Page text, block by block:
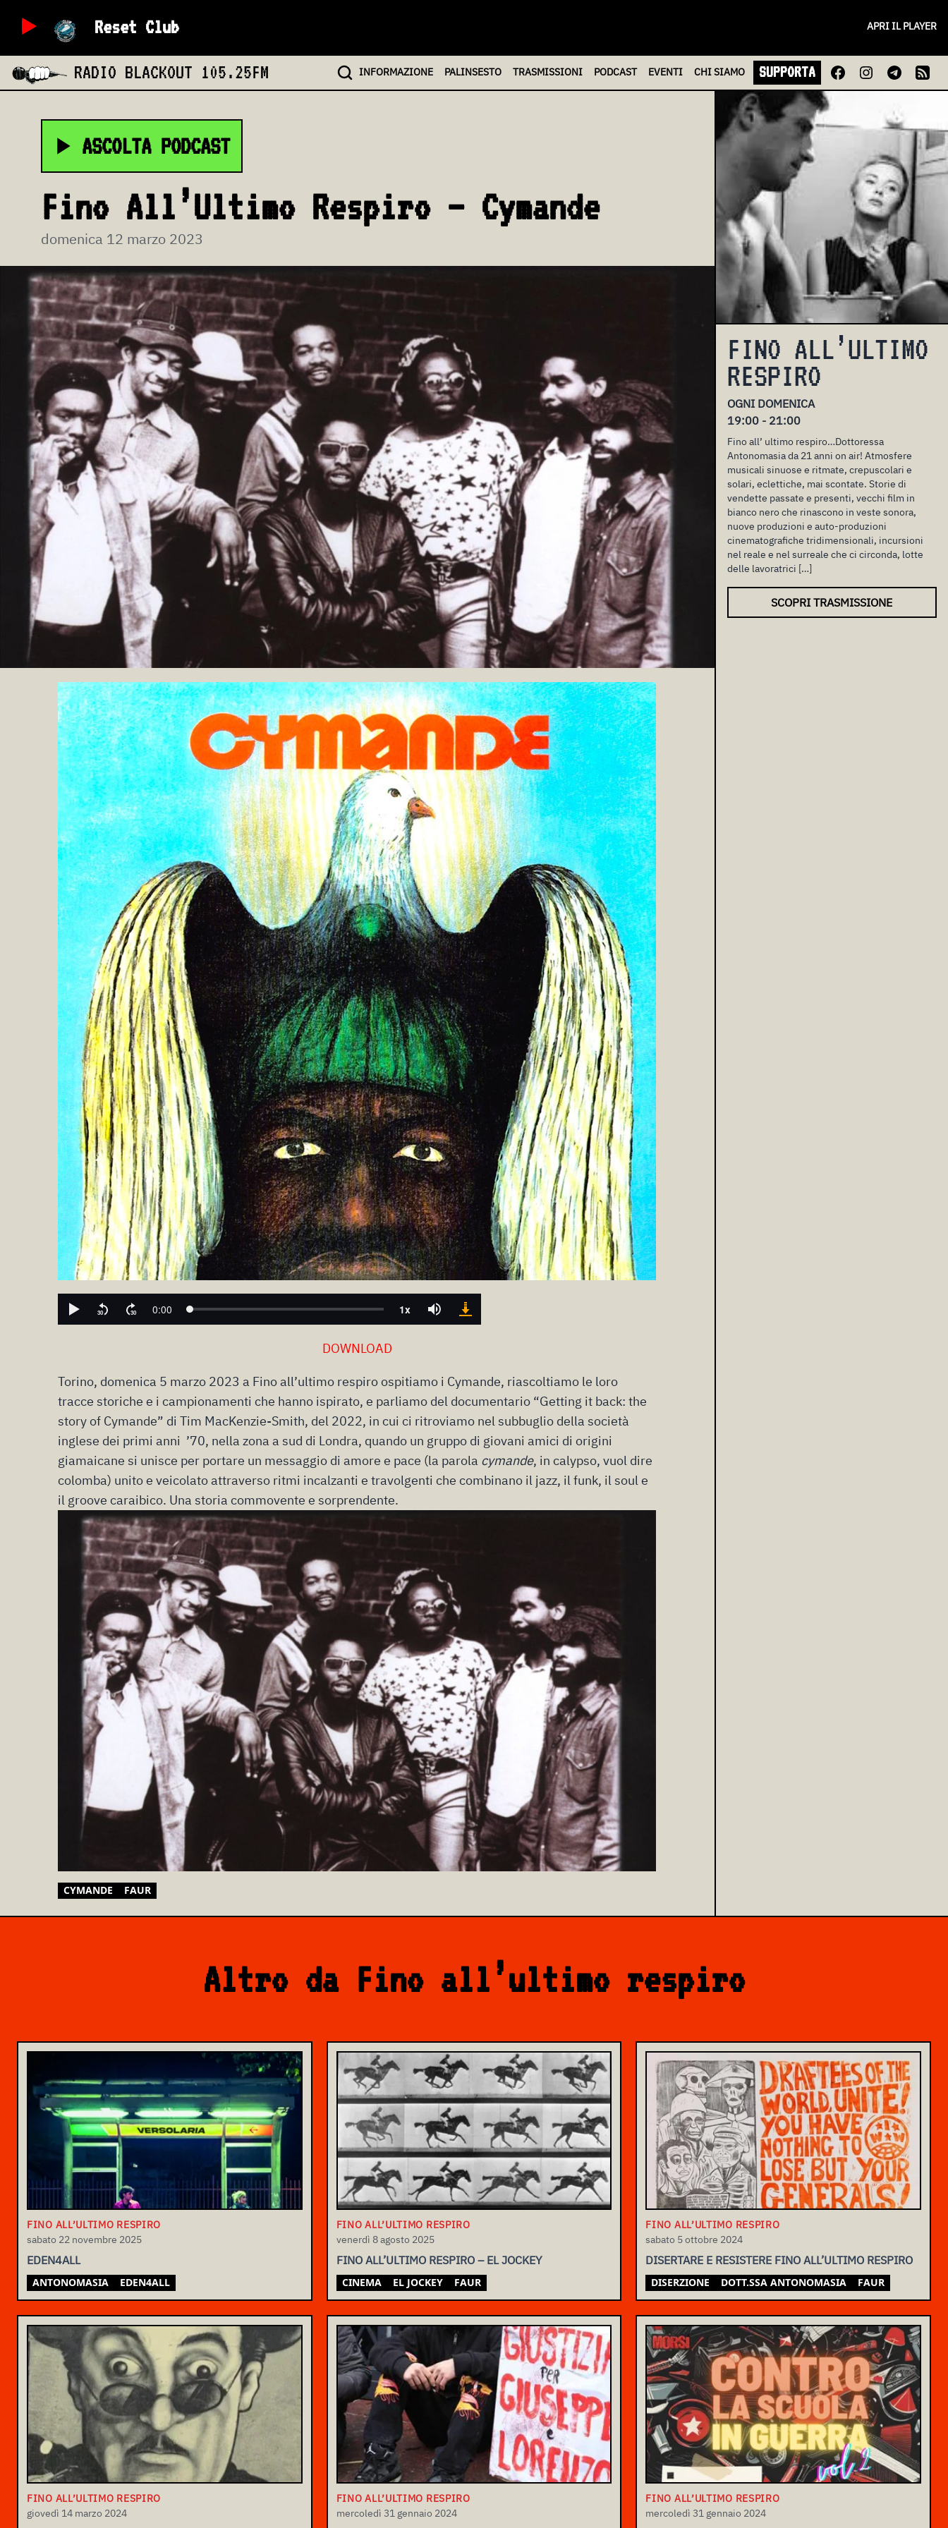
Reset Club APRI IL PLAYER
RADIO BLACKOUT 105.25FM INFORMAZIONE PALINSESTO TRASMISSIONI PODCAST EVENTI CHISIAMO SUPPORTA
ASCOLTA PODCAST
Fino All’Ultimo Respiro – Cymande
domenica 12 marzo 2023
DOWNLOAD
Torino, domenica 5 marzo 2023 a Fino all’ultimo respiro ospitiamo i Cymande, riascoltiamo le loro
tracce storiche e i campionamenti che hanno ispirato, e parliamo del documentario “Getting it back: the
story of Cymande” di Tim MacKenzie-Smith, del 2022, in cui ci ritroviamo nel subbuglio della società
inglese dei primi anni ’70, nella zona a sud di Londra, quando un gruppo di giovani amici di origini
giamaicane si unisce per portare un messaggio di amore e pace (la parola cymande, in calypso, vuol dire
colomba) unito e veicolato attraverso ritmi incalzanti e travolgenti che combinano il jazz, il funk, il soul e
il groove caraibico. Una storia commovente e sorprendente.
CYMANDE FAUR
FINO ALL’ULTIMO
RESPIRO
OGNI DOMENICA
19:00 - 21:00
Fino all’ ultimo respiro…Dottoressa
Antonomasia da 21 anni on air! Atmosfere
musicali sinuose e ritmate, crepuscolari e
solari, eclettiche, mai scontate. Storie di
vendette passate e presenti, vecchi film in
bianco nero che rinascono in veste sonora,
nuove produzioni e auto-produzioni
cinematografiche tridimensionali, incursioni
nel reale e nel surreale che ci circonda, lotte
delle lavoratrici […]
SCOPRI TRASMISSIONE
Altro da Fino all’ultimo respiro
FINO ALL’ULTIMO RESPIRO
sabato 22 novembre 2025
EDEN4ALL
ANTONOMASIA EDEN4ALL
FINO ALL’ULTIMO RESPIRO
venerdì 8 agosto 2025
FINO ALL’ULTIMO RESPIRO – EL JOCKEY
CINEMA EL JOCKEY FAUR
FINO ALL’ULTIMO RESPIRO
sabato 5 ottobre 2024
DISERTARE E RESISTERE FINO ALL’ULTIMO RESPIRO
DISERZIONE DOTT.SSA ANTONOMASIA FAUR
FINO ALL’ULTIMO RESPIRO
giovedì 14 marzo 2024
FINO ALL’ULTIMO RESPIRO
mercoledì 31 gennaio 2024
FINO ALL’ULTIMO RESPIRO
mercoledì 31 gennaio 2024